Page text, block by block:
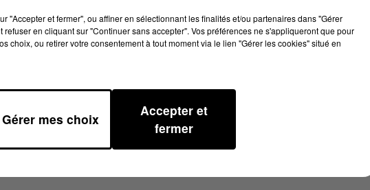
"Accepter et fermer", ou affiner en sélectionnant les finalités et/ou partenaires dans "Gérer
refuser en cliquant sur "Continuer sans accepter". Vos préférences ne s'appliqueront que pour
choix, ou retirer votre consentement à tout moment via le lien "Gérer les cookies" situé en
Gérer mes choix
Accepter et
fermer